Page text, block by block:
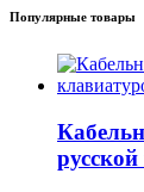
Популярные товары